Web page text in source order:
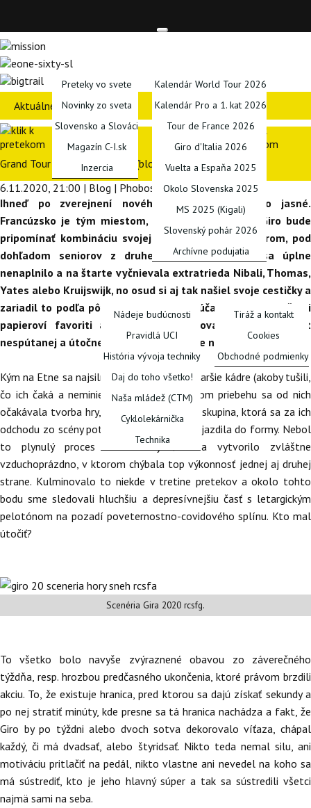
TITULKA
Preteky vo svete
Novinky zo sveta
Slovensko a Slováci
Magazín C-I.sk
Inzercia
Kalendár World Tour 2026
Kalendár Pro a 1. kat 2026
Tour de France 2026
Giro d'Italia 2026
Vuelta a Espaňa 2025
Okolo Slovenska 2025
MS 2025 (Kigali)
Slovenský pohár 2026
Archívne podujatia
Nádeje budúcnosti
Pravidlá UCI
História vývoja techniky
Daj do toho všetko!
Naša mládež (CTM)
Cyklolekárnička
Technika
Tiráž a kontakt
Cookies
Obchodné podmienky
Aktuálne preteky
Grand Tour padajúceho lístia (blog)
6.11.2020, 21:00 | Blog | Phobos
Ihneď po zverejnení nového kalendára to bolo jasné.
Francúzsko je tým miestom, kde sa zíde elita a Giro bude
pripomínať kombináciu svojej „baby“ verzie s Avenirom, pod
dohľadom seniorov z druhej ligy. Síce sa to sa úplne
nenaplnilo a na štarte vyčnievala extratrieda Nibali, Thomas,
Yates alebo Kruijswijk, no osud si aj tak našiel svoje cestičky a
zariadil to podľa pôvodného plánu. Porúčali sa takmer všetci
papieroví favoriti a v ponuke sa znova objavil prospekt
nespútanej a útočnej cyklistiky. Tá sa ale nekonala.
Kým na Etne sa najsilnejšie prezentovali staršie kádre (akoby tušili,
čo ich čaká a neminie vo finále) a v ďalšom priebehu sa od nich
očakávala tvorba hry, bola to napokon iná skupina, ktorá sa za ich
odchodu zo scény potichu a nenápadne prejazdila do formy. Nebol
to plynulý proces – na istý čas sa vytvorilo zvláštne
vzduchoprázdno, v ktorom chýbala top výkonnosť jednej aj druhej
strane. Kulminovalo to niekde v tretine pretekov a okolo tohto
bodu sme sledovali hluchšiu a depresívnejšiu časť s letargickým
pelotónom na pozadí poveternostno-covidového splínu. Kto mal
útočiť?
Scenéria Gira 2020 rcsfg.
To všetko bolo navyše zvýraznené obavou zo záverečného
týždňa, resp. hrozbou predčasného ukončenia, ktoré právom brzdili
akciu. To, že existuje hranica, pred ktorou sa dajú získať sekundy a
po nej stratiť minúty, kde presne sa tá hranica nachádza a fakt, že
Giro by po týždni alebo dvoch sotva dekorovalo víťaza, chápal
každý, či má dvadsať, alebo štyridsať. Nikto teda nemal silu, ani
motiváciu pritlačiť na pedál, nikto vlastne ani nevedel na koho sa
má sústrediť, kto je jeho hlavný súper a tak sa sústredili všetci
najmä sami na seba.